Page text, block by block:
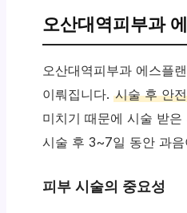
오산대역피부과
오산대역피부과 에스플
이뤄집니다. 시술 후 안
미치기 때문에 시술 받
시술 후 3~7일 동안 과
피부 시술의 중요성